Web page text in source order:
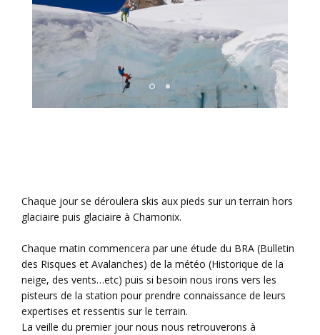
Chaque jour se déroulera skis aux pieds sur un terrain hors
glaciaire puis glaciaire à Chamonix.
Chaque matin commencera par une étude du BRA (Bulletin
des Risques et Avalanches) de la météo (Historique de la
neige, des vents…etc) puis si besoin nous irons vers les
pisteurs de la station pour prendre connaissance de leurs
expertises et ressentis sur le terrain.
La veille du premier jour nous nous retrouverons à